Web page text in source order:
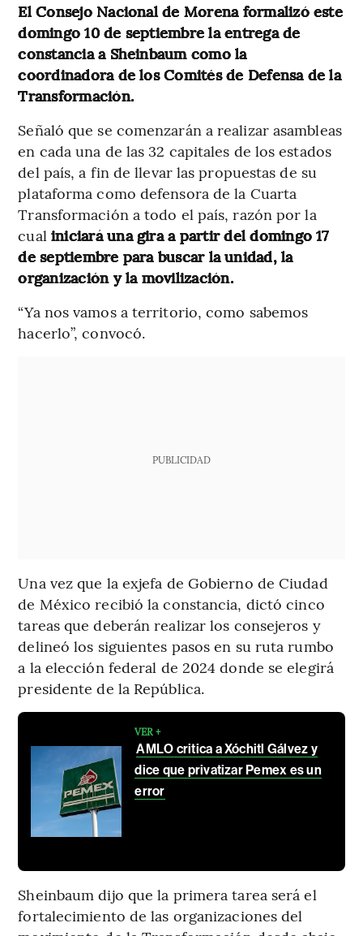
El Consejo Nacional de Morena formalizó este
domingo 10 de septiembre la entrega de
constancia a Sheinbaum como la
coordinadora de los Comités de Defensa de la
Transformación.
Señaló que se comenzarán a realizar asambleas
en cada una de las 32 capitales de los estados
del país, a fin de llevar las propuestas de su
plataforma como defensora de la Cuarta
Transformación a todo el país, razón por la
cual iniciará una gira a partir del domingo 17
de septiembre para buscar la unidad, la
organización y la movilización.
“Ya nos vamos a territorio, como sabemos
hacerlo”, convocó.
PUBLICIDAD
Una vez que la exjefa de Gobierno de Ciudad
de México recibió la constancia, dictó cinco
tareas que deberán realizar los consejeros y
delineó los siguientes pasos en su ruta rumbo
a la elección federal de 2024 donde se elegirá
presidente de la República.
VER +
AMLO critica a Xóchitl Gálvez y
dice que privatizar Pemex es un
error
Sheinbaum dijo que la primera tarea será el
fortalecimiento de las organizaciones del